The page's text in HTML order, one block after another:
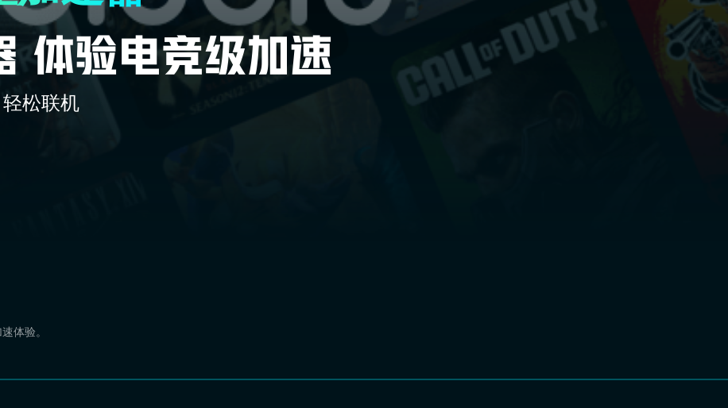
松联机
体验。